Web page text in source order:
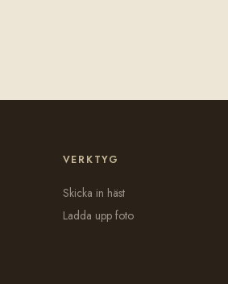
VERKTYG
Skicka in häst
Ladda upp foto